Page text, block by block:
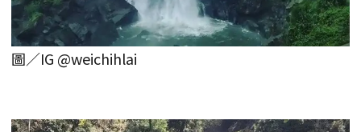
圖／IG @weichihlai